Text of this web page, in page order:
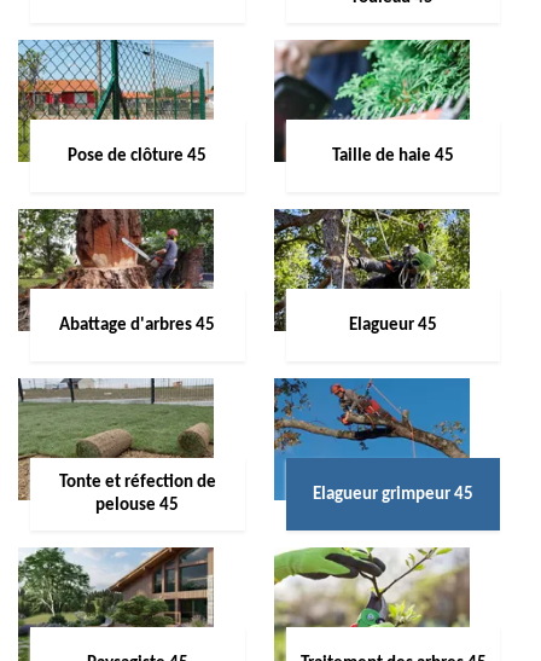
Pose de clôture 45 Taille de haie 45
Abattage d'arbres 45 Elagueur 45
Tonte et réfection de
pelouse 45
Elagueur grimpeur 45